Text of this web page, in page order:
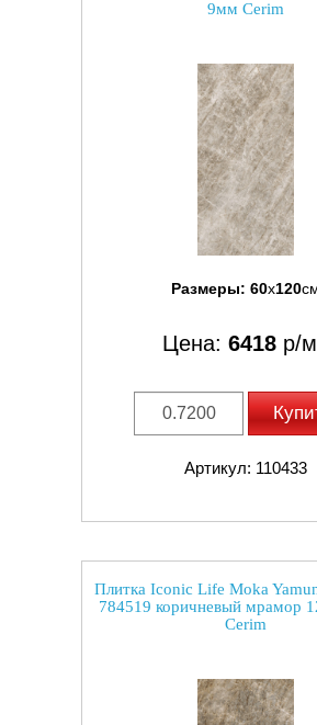
9мм Cerim
Размеры: 60x120
Цена: 6418 р/
Артикул: 110433
Плитка Iconic Life Moka
784519 коричневый мрамор
Cerim